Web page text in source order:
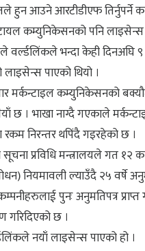
हुन आउने आरटीडीएफ तिर्नुपर्ने
कम्युनिकेसनको पनि
भन्दा केही दिनअघि
पाएको थियो ।
मर्कन्टाइल कम्युनिकेसनको
छ । भाखा नाग्दै गएकाले
रकम निरन्तर थपिंदै गइरहेको छ ।
प्रविधि मन्त्रालयले गत १२
नियमावली ल्याउँदै २५ वर्षे
पुनः अनुमतिपत्र प्राप्त
छ ।
नयाँ लाइसेन्स पाएको हो ।